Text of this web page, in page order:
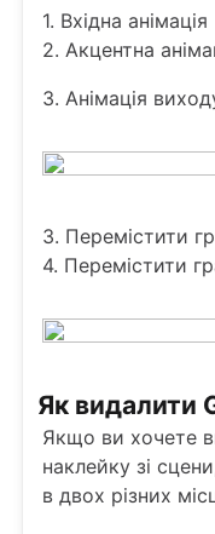
1. Вхідна анімація
2. Акцентна
3. Анімація
3. Перемістити
4. Перемістити
Як видалити
Якщо ви хочете
наклейку зі
в двох різних